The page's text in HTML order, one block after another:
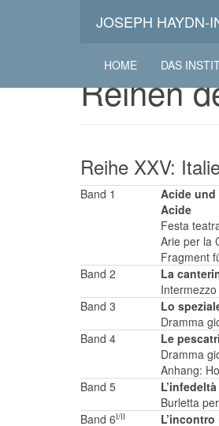
JOSEPH HAYDN-
HOME DAS
Reihen
Reihe XXV:
Band 1
Acide und
Acide
Festa
Arie per la
Fragment
Band 2
La
Band 3
Lo
Dramma
Band 4
Le
Dramma
Anhang:
Band 5
Burletta
Band 6I/II